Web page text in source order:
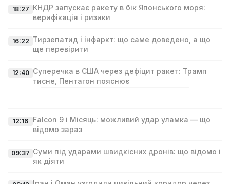
18:27 КНДР запускає ракету в бік Японського моря:
верифікація і ризики
16:22 Тирзепатид і інфаркт: що саме доведено, а що
ще перевірити
12:40 Суперечка в США через дефіцит ракет: Трамп
тисне, Пентагон пояснює
12:16
Falcon 9 і Місяць: можливий удар уламка — що
відомо зараз
09:37 Суми під ударами швидкісних дронів: що відомо і
як діяти